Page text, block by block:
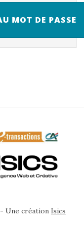
Une création Isics